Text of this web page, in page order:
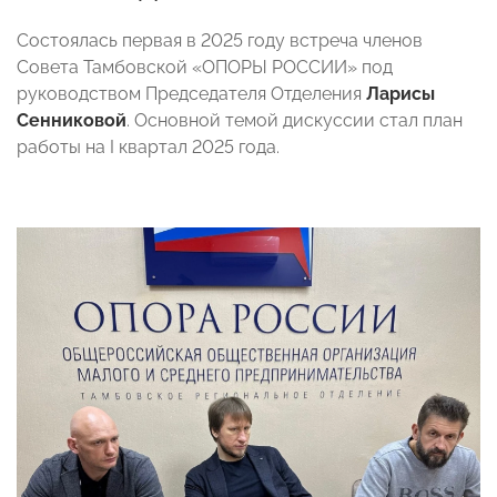
Состоялась первая в 2025 году встреча членов
Совета Тамбовской «ОПОРЫ РОССИИ» под
руководством Председателя Отделения Ларисы
Сенниковой. Основной темой дискуссии стал план
работы на I квартал 2025 года.